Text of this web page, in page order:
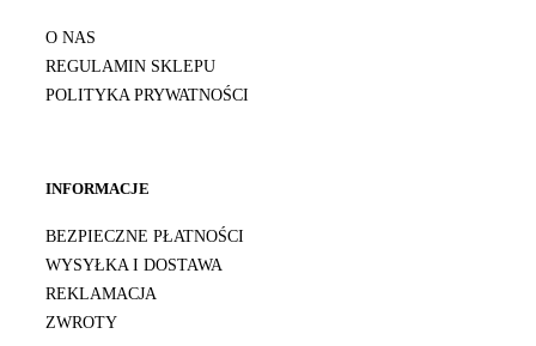
O NAS
REGULAMIN SKLEPU
POLITYKA PRYWATNOŚCI
INFORMACJE
BEZPIECZNE PŁATNOŚCI
WYSYŁKA I DOSTAWA
REKLAMACJA
ZWROTY